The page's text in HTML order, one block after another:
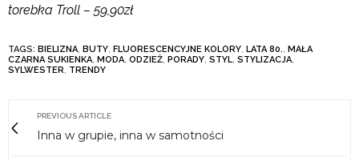
torebka Troll – 59,90zł
TAGS: BIELIZNA, BUTY, FLUORESCENCYJNE KOLORY, LATA 80., MAŁA
CZARNA SUKIENKA, MODA, ODZIEŻ, PORADY, STYL, STYLIZACJA,
SYLWESTER, TRENDY
PREVIOUS ARTICLE
Inna w grupie, inna w samotności